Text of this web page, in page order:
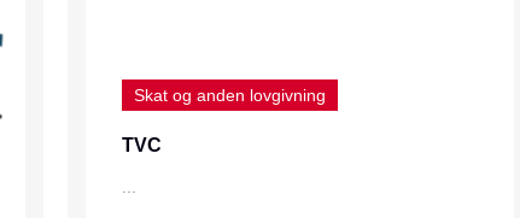
Skat og anden lovgivning
TVC